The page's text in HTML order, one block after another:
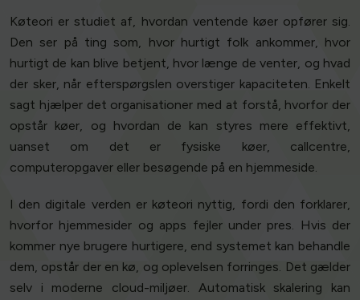
Køteori er studiet af, hvordan ventende køer opfører sig.
Den ser på ting som, hvor hurtigt folk ankommer, hvor
hurtigt de kan blive betjent, hvor længe de venter, og hvad
der sker, når efterspørgslen overstiger kapaciteten. Enkelt
sagt hjælper det organisationer med at forstå, hvorfor der
opstår køer, og hvordan de kan styres mere effektivt,
uanset om det er fysiske køer, callcentre,
computeropgaver eller besøgende på en hjemmeside.
I den digitale verden er køteori nyttig, fordi den forklarer,
hvorfor hjemmesider og apps fejler under pres. Hvis der
kommer nye brugere hurtigere, end systemet kan behandle
dem, opstår der en kø, og oplevelsen forringes. Det gælder
selv i moderne cloud-miljøer. Automatisk skalering kan